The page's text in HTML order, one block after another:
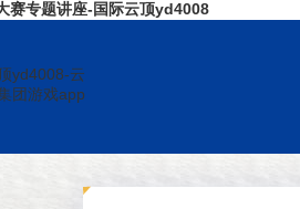
赛专题讲座-国际云顶yd4008
yd4008-云
团游戏app